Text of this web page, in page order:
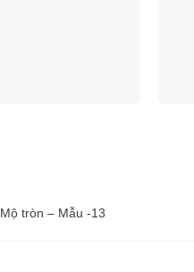
Mộ tròn – Mẫu -13